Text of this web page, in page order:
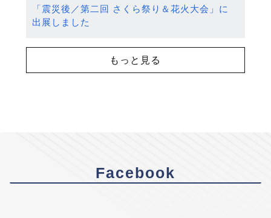
「震災後／第二回 さくら祭り＆花火大会」に
出展しました
もっと見る
Facebook